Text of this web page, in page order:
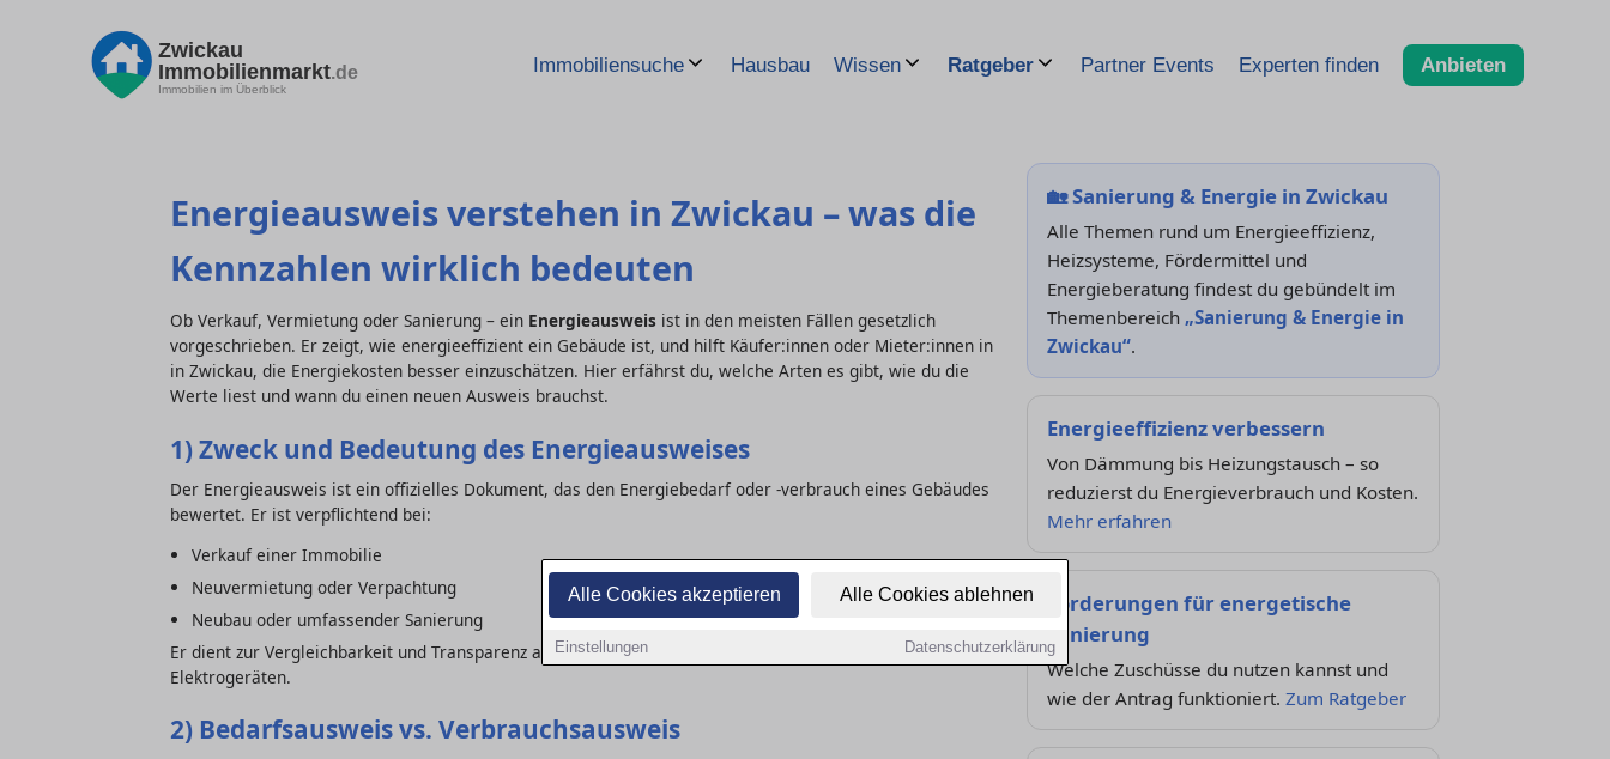
Alle Cookies akzeptieren Alle Cookies ablehnen
Einstellungen Datenschutzerklärung
Zwickau
Immobilienmarkt.de
Immobilien im Überblick
Immobiliensuche Hausbau Wissen Ratgeber Partner Events Experten finden Anbieten
Energieausweis verstehen in Zwickau – was die
Kennzahlen wirklich bedeuten
Ob Verkauf, Vermietung oder Sanierung – ein Energieausweis ist in den meisten Fällen gesetzlich
vorgeschrieben. Er zeigt, wie energieeffizient ein Gebäude ist, und hilft Käufer:innen oder Mieter:innen in
in Zwickau, die Energiekosten besser einzuschätzen. Hier erfährst du, welche Arten es gibt, wie du die
Werte liest und wann du einen neuen Ausweis brauchst.
1) Zweck und Bedeutung des Energieausweises
Der Energieausweis ist ein offizielles Dokument, das den Energiebedarf oder -verbrauch eines Gebäudes
bewertet. Er ist verpflichtend bei:
Verkauf einer Immobilie
Neuvermietung oder Verpachtung
Neubau oder umfassender Sanierung
Er dient zur Vergleichbarkeit und Transparenz am Immobilienmarkt – ähnlich wie das Energielabel bei
Elektrogeräten.
2) Bedarfsausweis vs. Verbrauchsausweis
🏡Sanierung & Energie in Zwickau
Alle Themen rund um Energieeffizienz,
Heizsysteme, Fördermittel und
Energieberatung findest du gebündelt im
Themenbereich „Sanierung & Energie in
Zwickau“.
Energieeffizienz verbessern
Von Dämmung bis Heizungstausch – so
reduzierst du Energieverbrauch und Kosten.
Mehr erfahren
Förderungen für energetische
Sanierung
Welche Zuschüsse du nutzen kannst und
wie der Antrag funktioniert. Zum Ratgeber